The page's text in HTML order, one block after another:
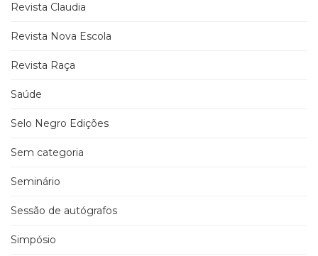
Revista Claudia
Revista Nova Escola
Revista Raça
Saúde
Selo Negro Edições
Sem categoria
Seminário
Sessão de autógrafos
Simpósio